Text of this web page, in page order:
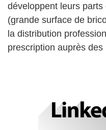
développent leurs
(grande surface de
la distribution
prescription auprès